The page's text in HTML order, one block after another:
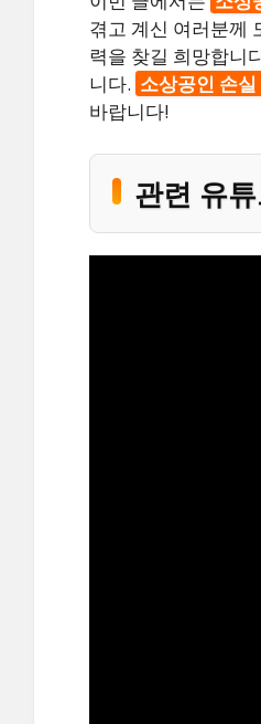
겪고 계신 여러분께
력을 찾길 희망합니
니다. 소상공인 손
바랍니다!
관련 유